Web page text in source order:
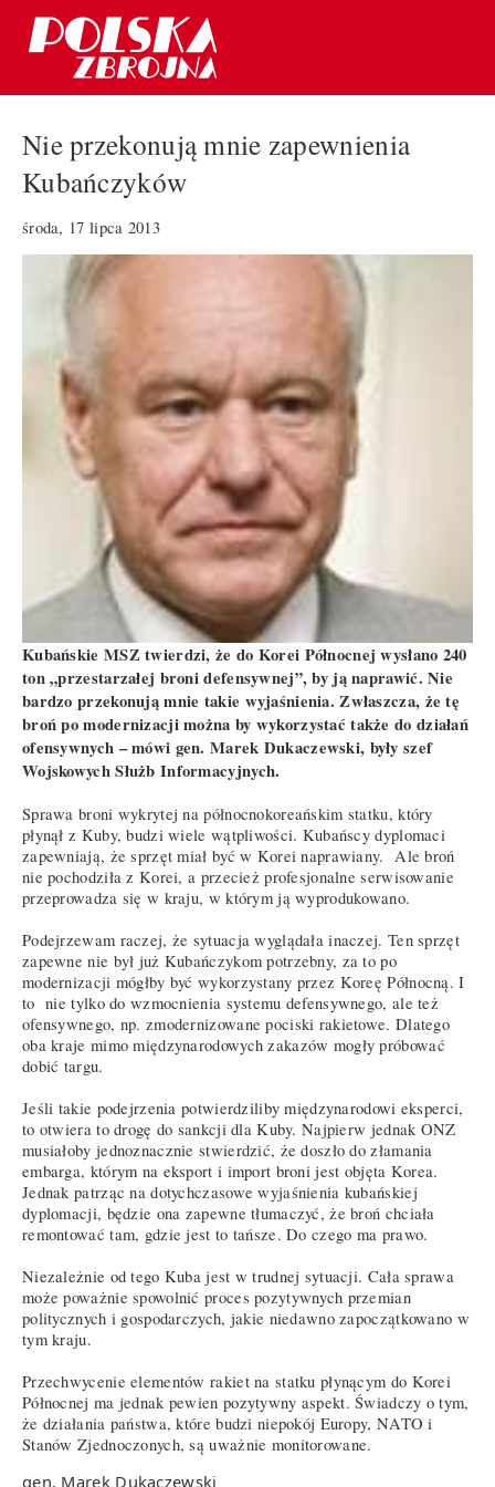
Nie przekonują mnie zapewnienia
Kubańczyków
środa, 17 lipca 2013
Kubańskie MSZ twierdzi, że do Korei Północnej wysłano 240
ton „przestarzałej broni defensywnej”, by ją naprawić. Nie
bardzo przekonują mnie takie wyjaśnienia. Zwłaszcza, że tę
broń po modernizacji można by wykorzystać także do działań
ofensywnych – mówi gen. Marek Dukaczewski, były szef
Wojskowych Służb Informacyjnych.
Sprawa broni wykrytej na północnokoreańskim statku, który
płynął z Kuby, budzi wiele wątpliwości. Kubańscy dyplomaci
zapewniają, że sprzęt miał być w Korei naprawiany. Ale broń
nie pochodziła z Korei, a przecież profesjonalne serwisowanie
przeprowadza się w kraju, w którym ją wyprodukowano.
Podejrzewam raczej, że sytuacja wyglądała inaczej. Ten sprzęt
zapewne nie był już Kubańczykom potrzebny, za to po
modernizacji mógłby być wykorzystany przez Koreę Północną. I
to nie tylko do wzmocnienia systemu defensywnego, ale też
ofensywnego, np. zmodernizowane pociski rakietowe. Dlatego
oba kraje mimo międzynarodowych zakazów mogły próbować
dobić targu.
Jeśli takie podejrzenia potwierdziliby międzynarodowi eksperci,
to otwiera to drogę do sankcji dla Kuby. Najpierw jednak ONZ
musiałoby jednoznacznie stwierdzić, że doszło do złamania
embarga, którym na eksport i import broni jest objęta Korea.
Jednak patrząc na dotychczasowe wyjaśnienia kubańskiej
dyplomacji, będzie ona zapewne tłumaczyć, że broń chciała
remontować tam, gdzie jest to tańsze. Do czego ma prawo.
Niezależnie od tego Kuba jest w trudnej sytuacji. Cała sprawa
może poważnie spowolnić proces pozytywnych przemian
politycznych i gospodarczych, jakie niedawno zapoczątkowano w
tym kraju.
Przechwycenie elementów rakiet na statku płynącym do Korei
Północnej ma jednak pewien pozytywny aspekt. Świadczy o tym,
że działania państwa, które budzi niepokój Europy, NATO i
Stanów Zjednoczonych, są uważnie monitorowane.
gen. Marek Dukaczewski